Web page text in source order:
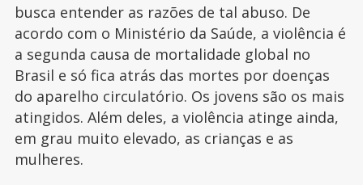
busca entender as razões de tal abuso. De
acordo com o Ministério da Saúde, a violência é
a segunda causa de mortalidade global no
Brasil e só fica atrás das mortes por doenças
do aparelho circulatório. Os jovens são os mais
atingidos. Além deles, a violência atinge ainda,
em grau muito elevado, as crianças e as
mulheres.